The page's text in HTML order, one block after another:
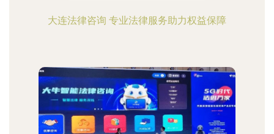
大连法律咨询 专业法律服务助力权益保障